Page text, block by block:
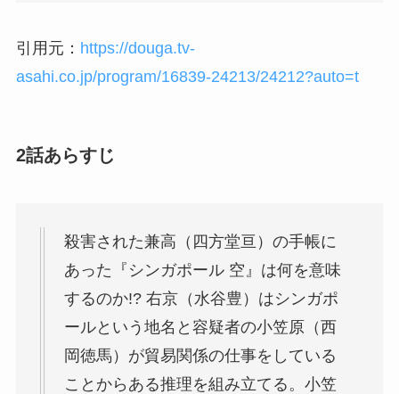
引用元： https://douga.tv-
asahi.co.jp/program/16839-24213/24212?auto=t
2話あらすじ
殺害された兼高（四方堂亘）の手帳に
あった『シンガポール 空』は何を意味
するのか!? 右京（水谷豊）はシンガポ
ールという地名と容疑者の小笠原（西
岡徳馬）が貿易関係の仕事をしている
ことからある推理を組み立てる。小笠